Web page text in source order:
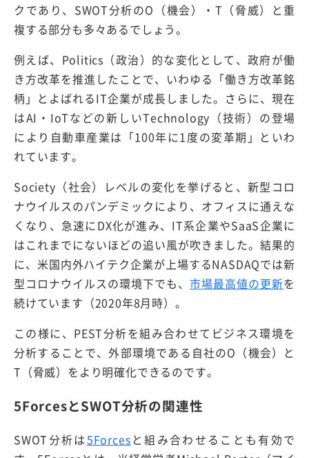
クであり、SWOT分析のO（機会）・T（脅威）と重
複する部分も多々あるでしょう。
例えば、Politics（政治）的な変化として、政府が働
き方改革を推進したことで、いわゆる「働き方改革銘
柄」とよばれるIT企業が成長しました。さらに、現在
はAI・IoTなどの新しいTechnology（技術）の登場
により自動車産業は「100年に1度の変革期」といわ
れています。
Society（社会）レベルの変化を挙げると、新型コロ
ナウイルスのパンデミックにより、オフィスに通えな
くなり、急速にDX化が進み、IT系企業やSaaS企業に
はこれまでにないほどの追い風が吹きました。結果的
に、米国内外ハイテク企業が上場するNASDAQでは新
型コロナウイルスの環境下でも、市場最高値の更新を
続けています（2020年8月時）。
この様に、PEST分析を組み合わせてビジネス環境を
分析することで、外部環境である自社のO（機会）と
T（脅威）をより明確化できるのです。
5ForcesとSWOT分析の関連性
SWOT分析は5Forces と組み合わせることも有効で